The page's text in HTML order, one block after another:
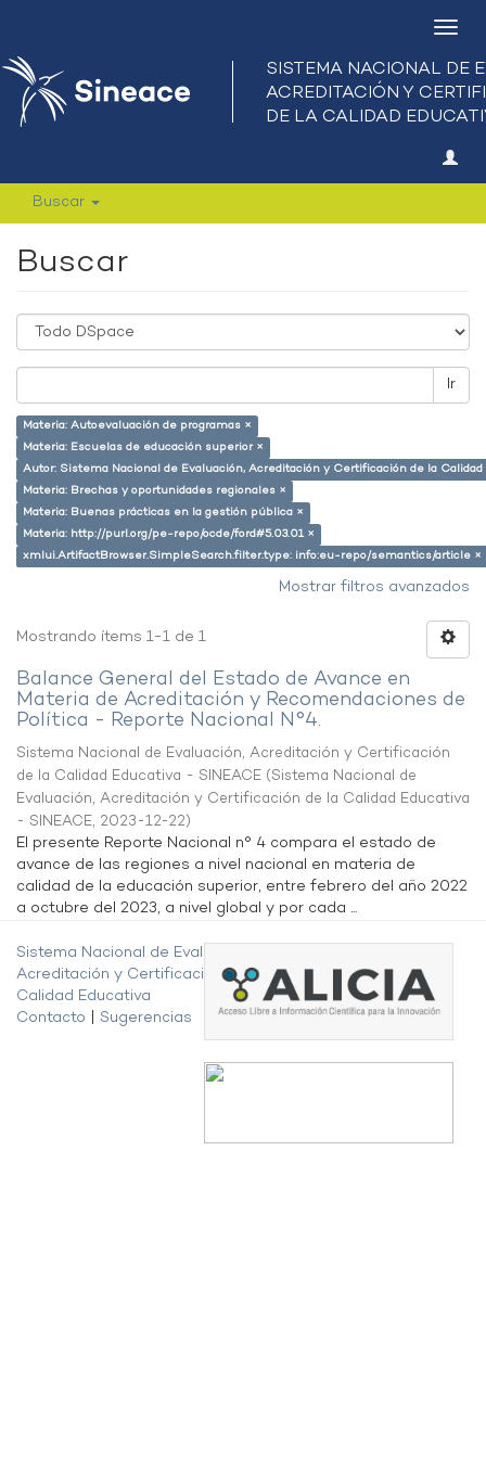
Buscar
Buscar
Ir
Materia: Autoevaluación de programas ×
Materia: Escuelas de educación superior ×
Autor: Sistema Nacional de Evaluación, Acreditación y Certificación de la
Materia: Brechas y oportunidades regionales ×
Materia: Buenas prácticas en la gestión pública ×
Materia: http://purl.org/pe-repo/ocde/ford#5.03.01 ×
xmlui.ArtifactBrowser.SimpleSearch.filter.type: info:eu-repo/semantics/article ×
Mostrar filtros avanzados
Mostrando ítems 1-1 de 1
Balance General del Estado de Avance en
Materia de Acreditación y Recomendaciones de
Política - Reporte Nacional N°4.
Sistema Nacional de Evaluación, Acreditación y Certificación
de la Calidad Educativa - SINEACE (Sistema Nacional de
Evaluación, Acreditación y Certificación de la Calidad Educativa
- SINEACE, 2023-12-22)
El presente Reporte Nacional n° 4 compara el estado de
avance de las regiones a nivel nacional en materia de
calidad de la educación superior, entre febrero del año 2022
a octubre del 2023, a nivel global y por cada ...
Sistema Nacional de Evaluación,
Acreditación y Certificación de la
Calidad Educativa
Contacto
Sugerencias